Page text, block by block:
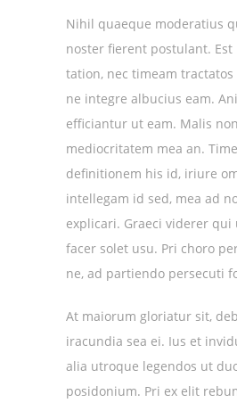
Nihil quaeque moderatius
noster fierent postulant. Est
tation, nec timeam
ne integre albucius eam.
efficiantur ut eam. Malis
mediocritatem mea an.
definitionem his id, iriure
intellegam id sed, mea ad
explicari. Graeci viderer qui
facer solet usu. Pri choro
ne, ad partiendo persecuti
At maiorum gloriatur sit,
iracundia sea ei. Ius et
alia utroque legendos ut
posidonium. Pri ex elit